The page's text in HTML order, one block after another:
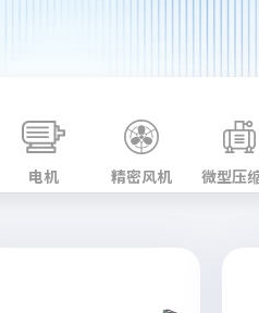
电机 精密风机 微型压